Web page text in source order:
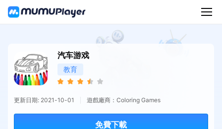
汽车游戏
教育
更新日期: 2021-10-01 遊戲廠商：Coloring Games
免費下載